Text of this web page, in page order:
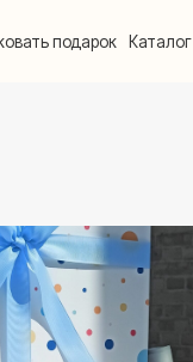
подарок Каталог Услуги